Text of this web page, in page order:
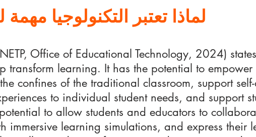
لماذا تعتبر التكنولوجيا مهمة
Office of Educational Technology, 2024)
transform learning. It has the potential to empower
confines of the traditional classroom, support
to individual student needs, and support
to allow students and educators to
learning simulations, and express their